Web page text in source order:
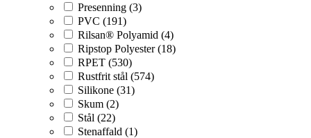
Presenning (3)
PVC (191)
Rilsan® Polyamid (4)
Ripstop Polyester (18)
RPET (530)
Rustfrit stål (574)
Silikone (31)
Skum (2)
Stål (22)
Stenaffald (1)